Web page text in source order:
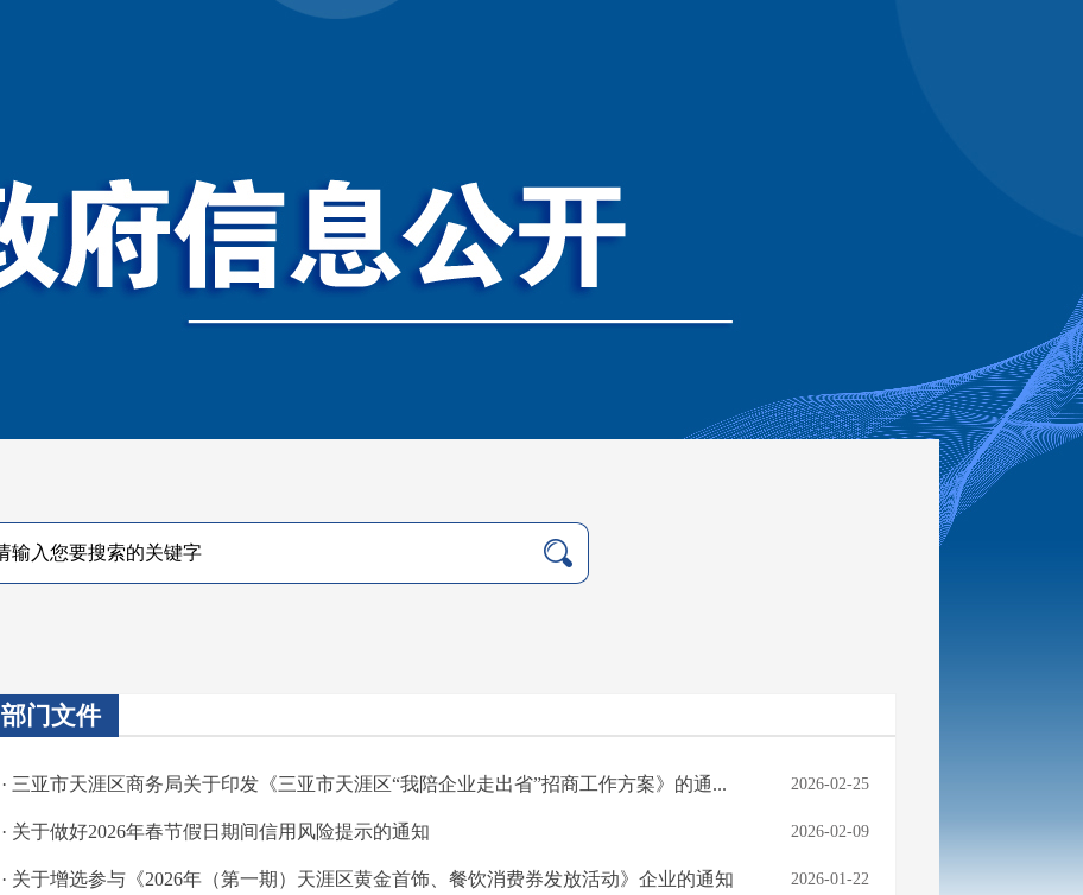
部门文件
· 三亚市天涯区商务局关于印发《三亚市天涯区“我陪企业走出省”招商工作方案》的通... 2026-02-25
· 关于做好2026年春节假日期间信用风险提示的通知 2026-02-09
· 关于增选参与《2026年（第一期）天涯区黄金首饰、餐饮消费券发放活动》企业的通知 2026-01-22